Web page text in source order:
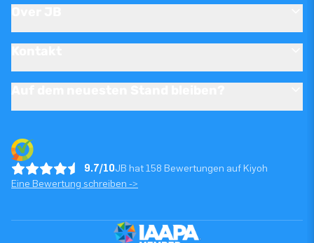
9.7/10JB hat 158 Bewertungen auf Kiyoh
Eine Bewertung schreiben ->